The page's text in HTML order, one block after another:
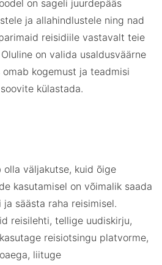
on sageli juurdepääs
ja allahindlustele ning nad
reisidiile vastavalt teie
on valida usaldusväärne
kogemust ja teadmisi
külastada.
väljakutse, kuid õige
kasutamisel on võimalik saada
säästa raha reisimisel.
reisilehti, tellige uudiskirju,
reisiotsingu platvorme,
liituge